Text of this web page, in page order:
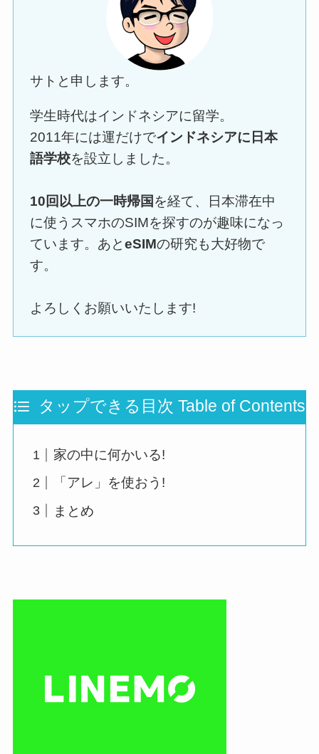
サトと申します。
学生時代はインドネシアに留学。
2011年には運だけでインドネシアに日本
語学校を設立しました。
10回以上の一時帰国 を経て、日本滞在中
に使うスマホのSIMを探すのが趣味になっ
ています。あとeSIMの研究も大好物で
す。
よろしくお願いいたします!
タップできる目次 Table of Contents
家の中に何かいる!
「アレ」を使おう!
まとめ